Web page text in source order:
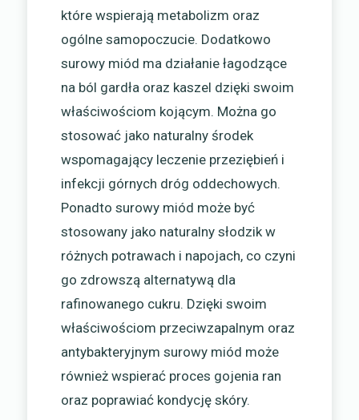
które wspierają metabolizm oraz
ogólne samopoczucie. Dodatkowo
surowy miód ma działanie łagodzące
na ból gardła oraz kaszel dzięki swoim
właściwościom kojącym. Można go
stosować jako naturalny środek
wspomagający leczenie przeziębień i
infekcji górnych dróg oddechowych.
Ponadto surowy miód może być
stosowany jako naturalny słodzik w
różnych potrawach i napojach, co czyni
go zdrowszą alternatywą dla
rafinowanego cukru. Dzięki swoim
właściwościom przeciwzapalnym oraz
antybakteryjnym surowy miód może
również wspierać proces gojenia ran
oraz poprawiać kondycję skóry.